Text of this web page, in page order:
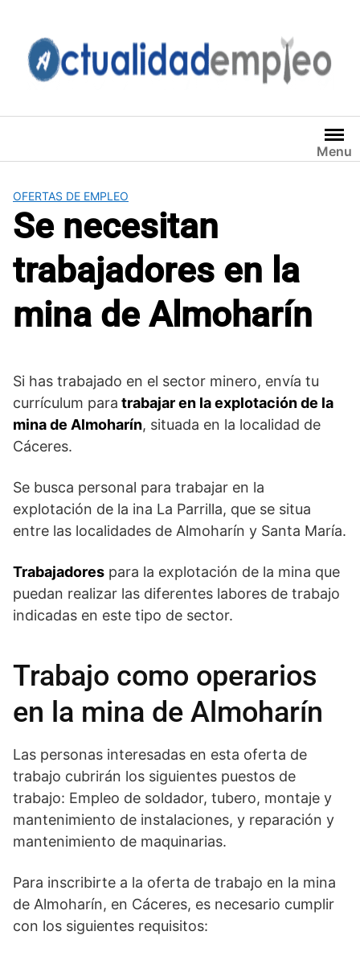
contenido
Menu
OFERTAS DE EMPLEO
Se necesitan
trabajadores en la
mina de Almoharín
Si has trabajado en el sector minero, envía tu
currículum para trabajar en la explotación de la
mina de Almoharín, situada en la localidad de
Cáceres.
Se busca personal para trabajar en la
explotación de la ina La Parrilla, que se situa
entre las localidades de Almoharín y Santa María.
Trabajadores para la explotación de la mina que
puedan realizar las diferentes labores de trabajo
indicadas en este tipo de sector.
Trabajo como operarios
en la mina de Almoharín
Las personas interesadas en esta oferta de
trabajo cubrirán los siguientes puestos de
trabajo: Empleo de soldador, tubero, montaje y
mantenimiento de instalaciones, y reparación y
mantenimiento de maquinarias.
Para inscribirte a la oferta de trabajo en la mina
de Almoharín, en Cáceres, es necesario cumplir
con los siguientes requisitos: